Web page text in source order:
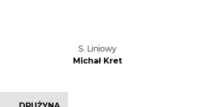
S. Liniowy
Michał Kret